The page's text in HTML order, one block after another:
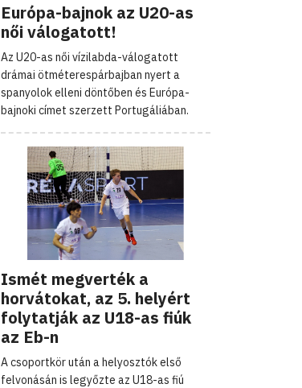
Európa-bajnok az U20-as
női válogatott!
Az U20-as női vízilabda-válogatott
drámai ötméterespárbajban nyert a
spanyolok elleni döntőben és Európa-
bajnoki címet szerzett Portugáliában.
Ismét megverték a
horvátokat, az 5. helyért
folytatják az U18-as fiúk
az Eb-n
A csoportkör után a helyosztók első
felvonásán is legyőzte az U18-as fiú